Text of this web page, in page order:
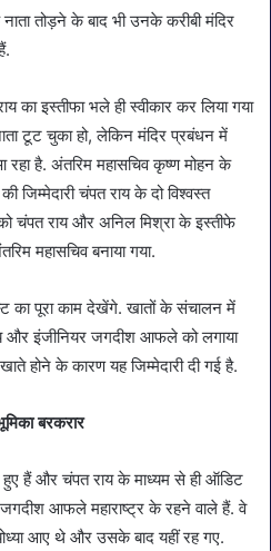
तोड़ने के बाद भी उनके करीबी मंदिर
का इस्तीफा भले ही स्वीकार कर लिया गया
टूट चुका हो, लेकिन मंदिर प्रबंधन में
है. अंतरिम महासचिव कृष्ण मोहन के
चंपत राय के दो विश्वस्त
चंपत राय और अनिल मिश्रा के इस्तीफे
महासचिव बनाया गया.
का पूरा काम देखेंगे. खातों के संचालन में
और इंजीनियर जगदीश आफले को लगाया
होने के कारण यह जिम्मेदारी दी गई है.
बरकरार
हैं और चंपत राय के माध्यम से ही ऑडिट
आफले महाराष्ट्र के रहने वाले हैं. वे
आए थे और उसके बाद यहीं रह गए.